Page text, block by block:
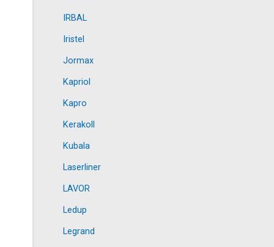
IRBAL
Iristel
Jormax
Kapriol
Kapro
Kerakoll
Kubala
Laserliner
LAVOR
Ledup
Legrand